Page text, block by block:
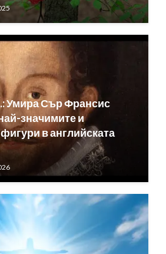
Умира Сър Франсис
значимите и
в английската